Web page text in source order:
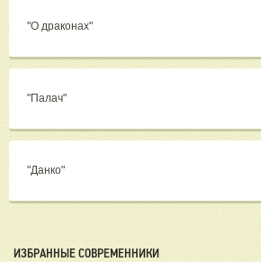
"О драконах"
"Палач"
"Данко"
ИЗБРАННЫЕ СОВРЕМЕННИКИ